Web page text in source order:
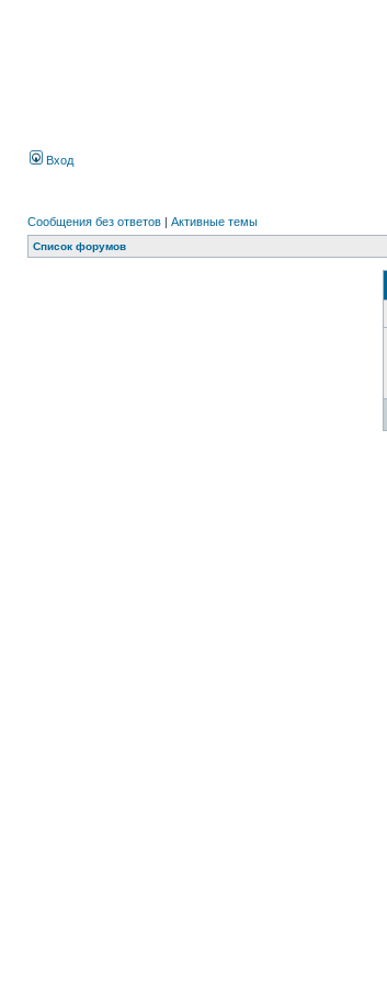
Вход
Сообщения без ответов | Активные темы
Список форумов